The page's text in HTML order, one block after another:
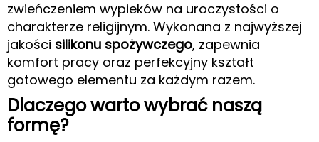
zwieńczeniem wypieków na uroczystości o
charakterze religijnym. Wykonana z najwyższej
jakości silikonu spożywczego, zapewnia
komfort pracy oraz perfekcyjny kształt
gotowego elementu za każdym razem.
Dlaczego warto wybrać naszą
formę?